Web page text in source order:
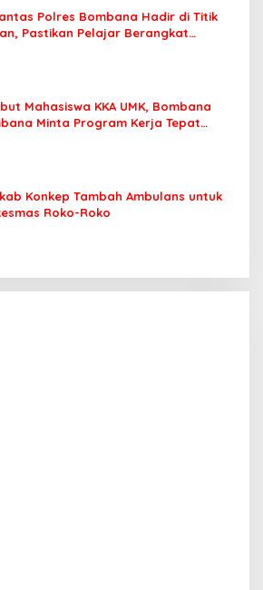
Polres Bombana Hadir di Titik
Pastikan Pelajar Berangkat
Mahasiswa KKA UMK, Bombana
Minta Program Kerja Tepat
Konkep Tambah Ambulans untuk
Roko-Roko